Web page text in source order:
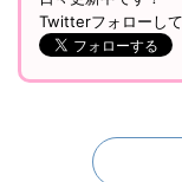
Twitterフォローし